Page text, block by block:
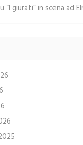
“I giurati” in scena ad